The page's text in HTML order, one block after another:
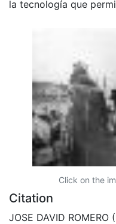
la tecnología que
Click on the
Citation
JOSE DAVID